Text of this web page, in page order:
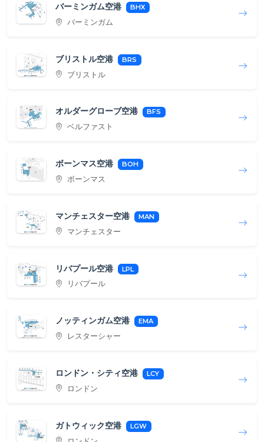
バーミンガム空港 BHX
バーミンガム
ブリストル空港 BRS
ブリストル
オルダーグローブ空港 BFS
ベルファスト
ボーンマス空港 BOH
ボーンマス
マンチェスター空港 MAN
マンチェスター
リバプール空港 LPL
リバプール
ノッティンガム空港 EMA
レスターシャー
ロンドン・シティ空港 LCY
ロンドン
ガトウィック空港 LGW